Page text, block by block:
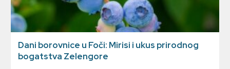
Dani borovnice u Foči: Mirisi i ukus prirodnog
bogatstva Zelengore